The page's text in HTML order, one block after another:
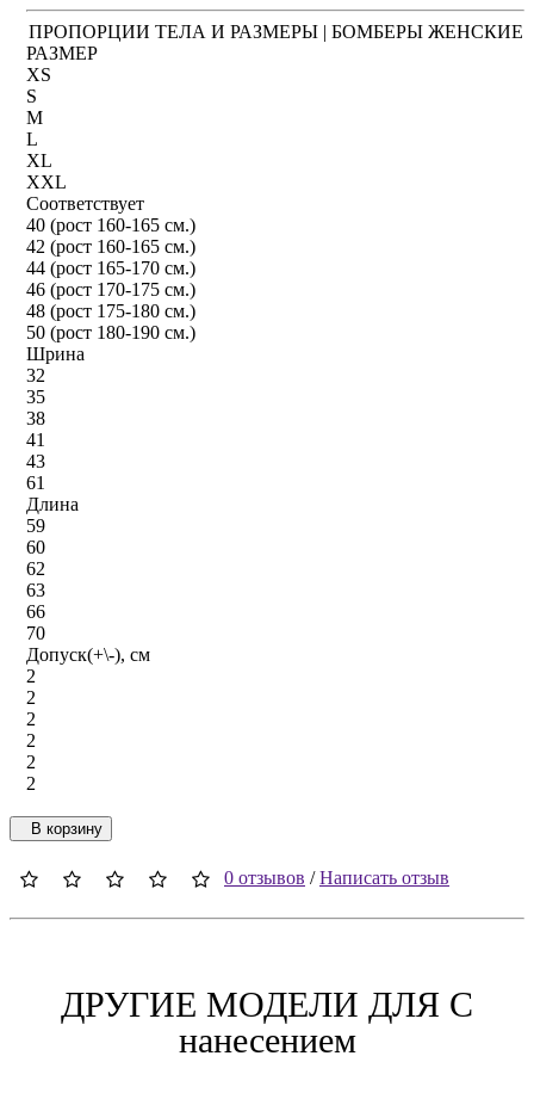
ПРОПОРЦИИ ТЕЛА И РАЗМЕРЫ | БОМБЕРЫ ЖЕНСКИЕ
РАЗМЕР
XS
S
M
L
XL
XXL
Соответствует
40 (рост 160-165 см.)
42 (рост 160-165 см.)
44 (рост 165-170 см.)
46 (рост 170-175 см.)
48 (рост 175-180 см.)
50 (рост 180-190 см.)
Шрина
32
35
38
41
43
61
Длина
59
60
62
63
66
70
Допуск(+\-), см
2
2
2
2
2
2
В корзину
0 отзывов /Написать отзыв
ДРУГИЕ МОДЕЛИ ДЛЯ C
нанесением